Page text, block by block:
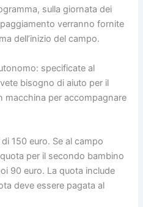
sulla giornata dei
verranno fornite
dell’inizio del campo.
specificate al
bisogno di aiuto per il
macchina per accompagnare
150 euro. Se al campo
per il secondo bambino
90 euro. La quota include
deve essere pagata al